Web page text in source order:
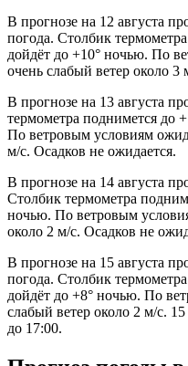
В прогнозе на 12 августа
погода. Столбик
дойдёт до +10° ночью. По
очень слабый ветер около 3
В прогнозе на 13 августа
термометра поднимется до
По ветровым условиям
м/с. Осадков не ожидается.
В прогнозе на 14 августа
Столбик термометра
ночью. По ветровым
около 2 м/с. Осадков не
В прогнозе на 15 августа
погода. Столбик
дойдёт до +8° ночью. По
слабый ветер около 2 м/с.
до 17:00.